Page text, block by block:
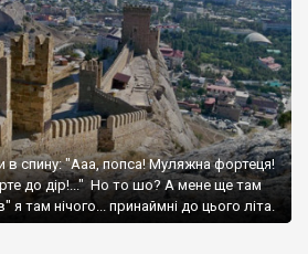
в спину: "Ааа, попса! Муляжна фортеця!
до дір!..." Но то шо? А мене ще там
я там нічого... принаймні до цього літа.